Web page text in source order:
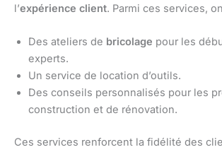
l’expérience client. Parmi ces services,
Des ateliers de bricolage pour les
experts.
Un service de location d’outils.
Des conseils personnalisés pour les
construction et de rénovation.
Ces services renforcent la fidélité des